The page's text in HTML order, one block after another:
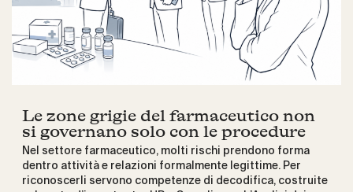
Le zone grigie del farmaceutico non
si governano solo con le procedure
Nel settore farmaceutico, molti rischi prendono forma
dentro attività e relazioni formalmente legittime. Per
riconoscerli servono competenze di decodifica, costruite